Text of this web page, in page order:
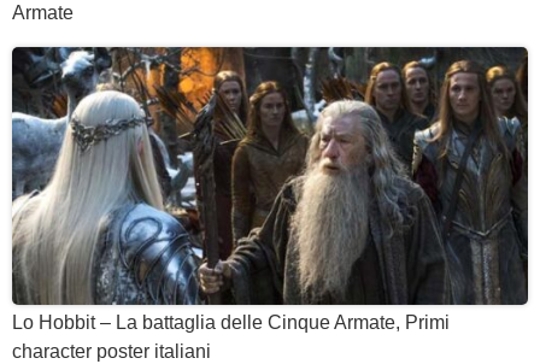
Armate
Lo Hobbit – La battaglia delle Cinque Armate, Primi
character poster italiani